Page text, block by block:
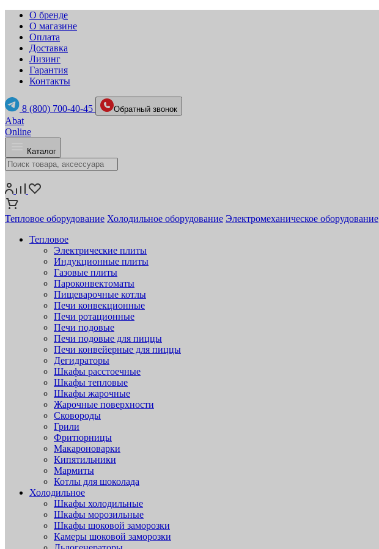
О бренде
О магазине
Оплата
Доставка
Лизинг
Гарантия
Контакты
8 (800) 700-40-45 Обратный звонок
Abat
Online
Каталог
Тепловое оборудование Холодильное оборудование Электромеханическое оборудование
Тепловое
Электрические плиты
Индукционные плиты
Газовые плиты
Пароконвектоматы
Пищеварочные котлы
Печи конвекционные
Печи ротационные
Печи подовые
Печи подовые для пиццы
Печи конвейерные для пиццы
Дегидраторы
Шкафы расстоечные
Шкафы тепловые
Шкафы жарочные
Жарочные поверхности
Сковороды
Грили
Фритюрницы
Макароноварки
Кипятильники
Мармиты
Котлы для шоколада
Холодильное
Шкафы холодильные
Шкафы морозильные
Шкафы шоковой заморозки
Камеры шоковой заморозки